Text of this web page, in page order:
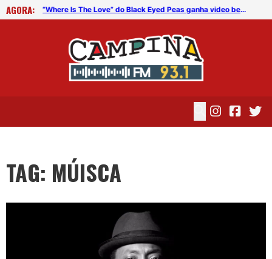
AGORA:
“Where Is The Love” do Black Eyed Peas ganha video beneficente “Where Is The Love” do Black Eyed Peas ganha video beneficente
TAG: MÚISCA